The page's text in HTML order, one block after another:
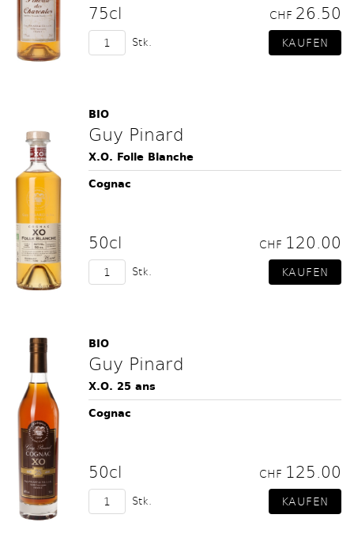
75cl CHF 26.50
Stk.
BIO
Guy Pinard
X.O. Folle Blanche
Cognac
50cl CHF 120.00
Stk.
BIO
Guy Pinard
X.O. 25 ans
Cognac
50cl CHF 125.00
Stk.